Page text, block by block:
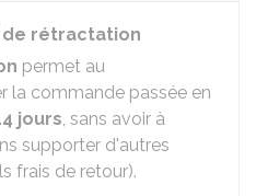
rétractation
permet au
la commande passée en
jours, sans avoir à
supporter d'autres
frais de retour).